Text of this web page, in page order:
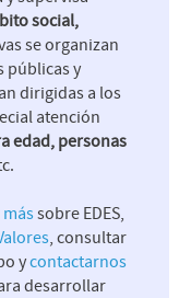
social,
se organizan
públicas y
dirigidas a los
atención
edad, personas
sobre EDES,
, consultar
ycontactarnos
desarrollar